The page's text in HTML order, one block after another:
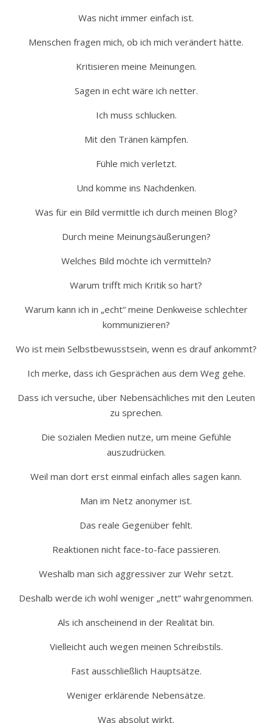
Was nicht immer einfach ist.
Menschen fragen mich, ob ich mich verändert hätte.
Kritisieren meine Meinungen.
Sagen in echt wäre ich netter.
Ich muss schlucken.
Mit den Tränen kämpfen.
Fühle mich verletzt.
Und komme ins Nachdenken.
Was für ein Bild vermittle ich durch meinen Blog?
Durch meine Meinungsäußerungen?
Welches Bild möchte ich vermitteln?
Warum trifft mich Kritik so hart?
Warum kann ich in „echt“ meine Denkweise schlechter
kommunizieren?
Wo ist mein Selbstbewusstsein, wenn es drauf ankommt?
Ich merke, dass ich Gesprächen aus dem Weg gehe.
Dass ich versuche, über Nebensächliches mit den Leuten
zu sprechen.
Die sozialen Medien nutze, um meine Gefühle
auszudrücken.
Weil man dort erst einmal einfach alles sagen kann.
Man im Netz anonymer ist.
Das reale Gegenüber fehlt.
Reaktionen nicht face-to-face passieren.
Weshalb man sich aggressiver zur Wehr setzt.
Deshalb werde ich wohl weniger „nett“ wahrgenommen.
Als ich anscheinend in der Realität bin.
Vielleicht auch wegen meinen Schreibstils.
Fast ausschließlich Hauptsätze.
Weniger erklärende Nebensätze.
Was absolut wirkt.